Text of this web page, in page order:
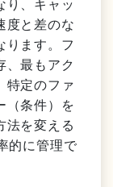
度と差のな
ります。フ
、最もアク
特定のファ
（条件）を
法を変える
的に管理で